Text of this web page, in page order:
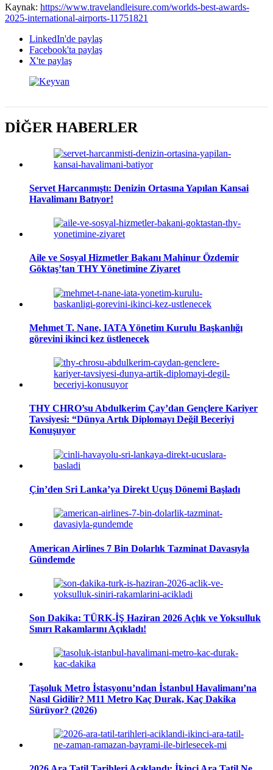
Kaynak: https://www.travelandleisure.com/worlds-best-awards-
2025-international-airports-11751821
LinkedIn'de paylaş
Facebook'ta paylaş
X'te paylaş
DİĞER HABERLER
Servet Harcanmıştı: Denizin Ortasına Yapılan Kansai
Havalimanı Batıyor!
Aile ve Sosyal Hizmetler Bakanı Mahinur Özdemir
Göktaş’tan THY Yönetimine Ziyaret
Mehmet T. Nane, IATA Yönetim Kurulu Başkanlığı
görevini ikinci kez üstlenecek
THY CHRO’su Abdulkerim Çay’dan Gençlere Kariyer
Tavsiyesi: “Dünya Artık Diplomayı Değil Beceriyi
Konuşuyor
Çin’den Sri Lanka’ya Direkt Uçuş Dönemi Başladı
American Airlines 7 Bin Dolarlık Tazminat Davasıyla
Gündemde
Son Dakika: TÜRK-İŞ Haziran 2026 Açlık ve Yoksulluk
Sınırı Rakamlarını Açıkladı!
Taşoluk Metro İstasyonu’ndan İstanbul Havalimanı’na
Nasıl Gidilir? M11 Metro Kaç Durak, Kaç Dakika
Sürüyor? (2026)